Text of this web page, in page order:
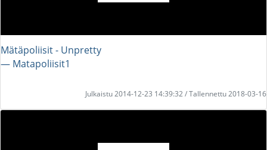
Mätäpoliisit - Unpretty
― Matapoliisit1
Julkaistu 2014-12-23 14:39:32 / Tallennettu 2018-03-16